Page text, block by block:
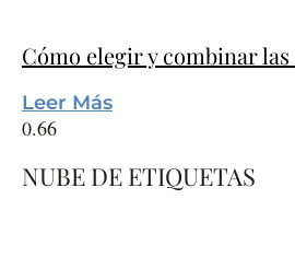
Cómo elegir y combinar
Leer Más
NUBE DE ETIQUETAS